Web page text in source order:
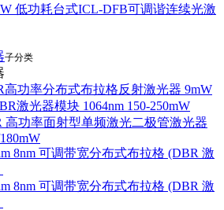
低功耗台式ICL-DFB可调谐连续光激
子分类
高功率分布式布拉格反射激光器 9mW
激光器模块 1064nm 150-250mW
高功率面射型单频激光二极管激光器
8nm 可调带宽分布式布拉格 (DBR 激
8nm 可调带宽分布式布拉格 (DBR 激